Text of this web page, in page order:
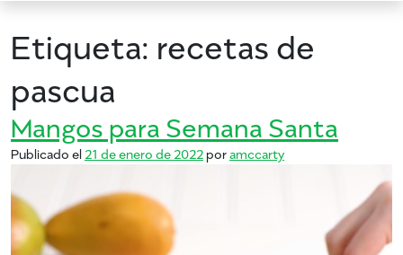
RECETAS
NUTRICIÓN
COMPRAR MANGOS
Etiqueta: recetas de
pascua
Mangos para Semana Santa
Publicado el 21 de enero de 2022poramccarty